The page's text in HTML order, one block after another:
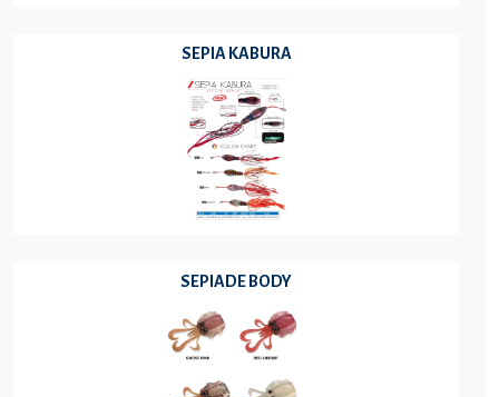
SEPIA KABURA
SEPIADE BODY